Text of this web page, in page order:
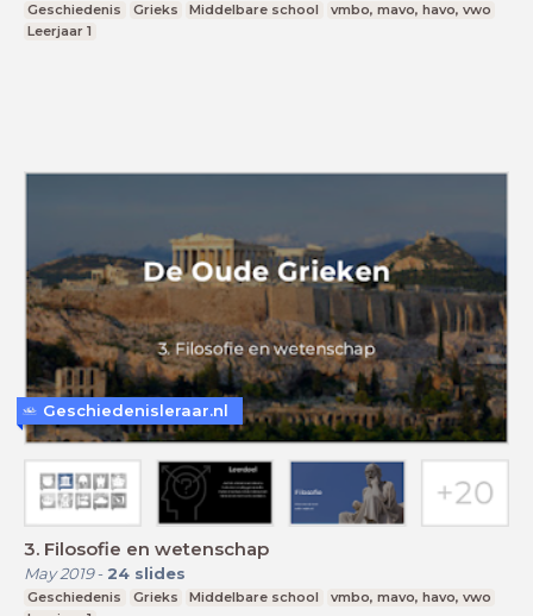
Geschiedenis Grieks Middelbare school
vmbo, mavo, havo, vwo
Leerjaar 1
3. Filosofie en wetenschap
May 2019- 24 slides
Geschiedenis Grieks Middelbare school
vmbo, mavo, havo, vwo
Geschiedenisleraar.nl